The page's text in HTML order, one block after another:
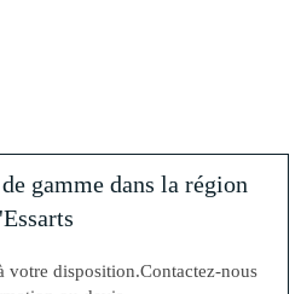
gamme dans la région
votre disposition.Contactez-nous